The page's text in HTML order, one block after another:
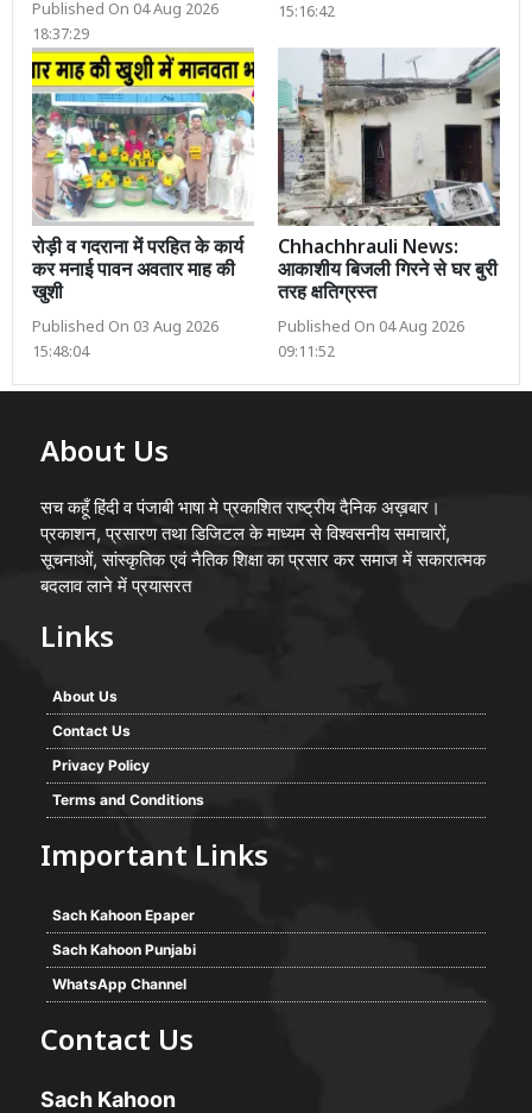
Published On 04 Aug 2026
18:37:29
15:16:42
रोड़ी व गदराना में परहित के कार्य
कर मनाई पावन अवतार माह की
खुशी
Published On 03 Aug 2026
15:48:04
Chhachhrauli News:
आकाशीय बिजली गिरने से घर बुरी
तरह क्षतिग्रस्त
Published On 04 Aug 2026
09:11:52
About Us
सच कहूँ हिंदी व पंजाबी भाषा मे प्रकाशित राष्ट्रीय दैनिक अख़बार।
प्रकाशन, प्रसारण तथा डिजिटल के माध्यम से विश्वसनीय समाचारों,
सूचनाओं, सांस्कृतिक एवं नैतिक शिक्षा का प्रसार कर समाज में सकारात्मक
बदलाव लाने में प्रयासरत
Links
About Us
Contact Us
Privacy Policy
Terms and Conditions
Important Links
Sach Kahoon Epaper
Sach Kahoon Punjabi
WhatsApp Channel
Contact Us
Sach Kahoon